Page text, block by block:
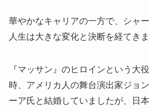
華やかなキャリアの一方で、シャ
人生は大きな変化と決断を経てきま
『マッサン』のヒロインという大
時、アメリカ人の舞台演出家ジョ
ーア氏と結婚していましたが、日